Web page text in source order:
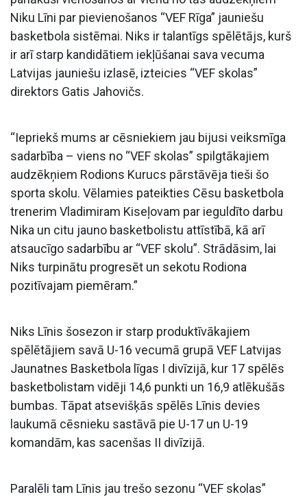
Niku Līni par pievienošanos “VEF Rīga” jauniešu
basketbola sistēmai. Niks ir talantīgs spēlētājs, kurš
ir arī starp kandidātiem iekļūšanai sava vecuma
Latvijas jauniešu izlasē, izteicies “VEF skolas”
direktors Gatis Jahovičs.
“Iepriekš mums ar cēsniekiem jau bijusi veiksmīga
sadarbība – viens no “VEF skolas” spilgtākajiem
audzēkņiem Rodions Kurucs pārstāvēja tieši šo
sporta skolu. Vēlamies pateikties Cēsu basketbola
trenerim Vladimiram Kiseļovam par ieguldīto darbu
Nika un citu jauno basketbolistu attīstībā, kā arī
atsaucīgo sadarbību ar “VEF skolu”. Strādāsim, lai
Niks turpinātu progresēt un sekotu Rodiona
pozitīvajam piemēram.”
Niks Līnis šosezon ir starp produktīvākajiem
spēlētājiem savā U-16 vecumā grupā VEF Latvijas
Jaunatnes Basketbola līgas I divīzijā, kur 17 spēlēs
basketbolistam vidēji 14,6 punkti un 16,9 atlēkušās
bumbas. Tāpat atsevišķās spēlēs Līnis devies
laukumā cēsnieku sastāvā pie U-17 un U-19
komandām, kas sacenšas II divīzijā.
Paralēli tam Līnis jau trešo sezonu “VEF skolas”